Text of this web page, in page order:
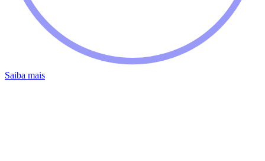
Saiba mais